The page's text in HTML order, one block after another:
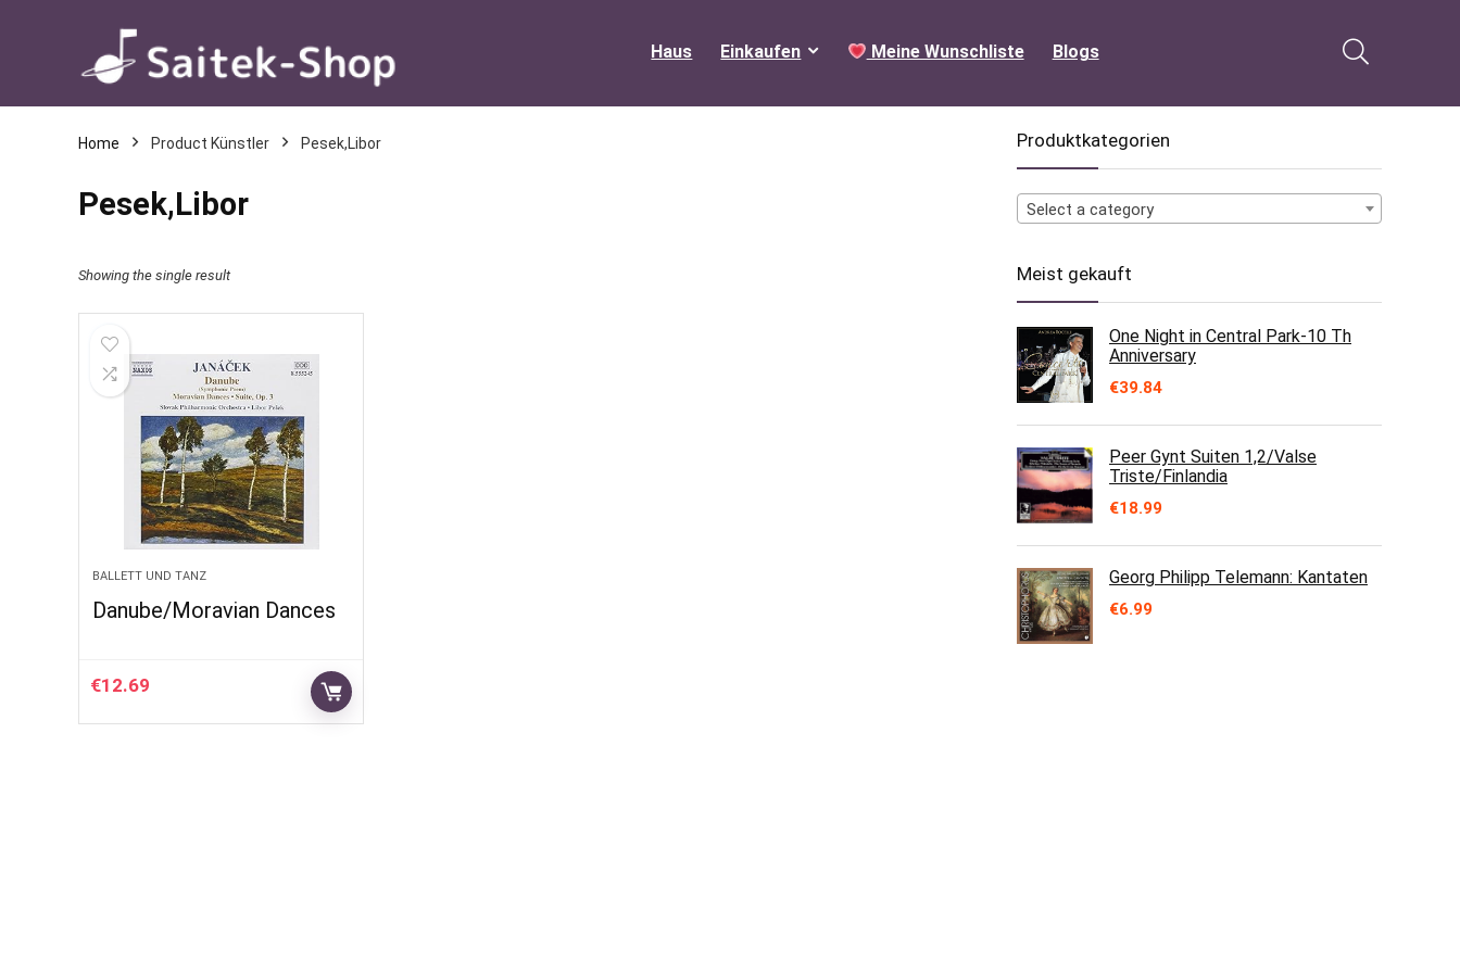
Haus Einkaufen Meine Wunschliste Blogs
Home Product Künstler Pesek,Libor
Pesek,Libor
Showing the single result
BALLETT UND TANZ
Danube/Moravian Dances
€12.69
Produktkategorien
Select a category
Meist gekauft
One Night in Central Park-10 Th
Anniversary
€39.84
Peer Gynt Suiten 1,2/Valse
Triste/Finlandia
€18.99
Georg Philipp Telemann: Kantaten
€6.99